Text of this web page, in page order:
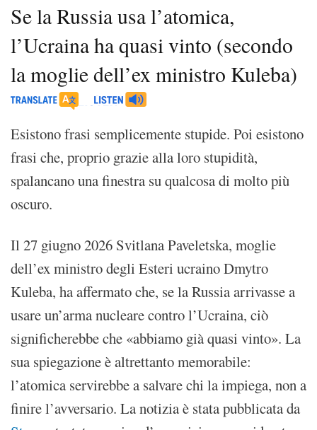
Se la Russia usa l’atomica,
l’Ucraina ha quasi vinto (secondo
la moglie dell’ex ministro Kuleba)
Esistono frasi semplicemente stupide. Poi esistono
frasi che, proprio grazie alla loro stupidità,
spalancano una finestra su qualcosa di molto più
oscuro.
Il 27 giugno 2026 Svitlana Paveletska, moglie
dell’ex ministro degli Esteri ucraino Dmytro
Kuleba, ha affermato che, se la Russia arrivasse a
usare un’arma nucleare contro l’Ucraina, ciò
significherebbe che «abbiamo già quasi vinto». La
sua spiegazione è altrettanto memorabile:
l’atomica servirebbe a salvare chi la impiega, non a
finire l’avversario. La notizia è stata pubblicata da